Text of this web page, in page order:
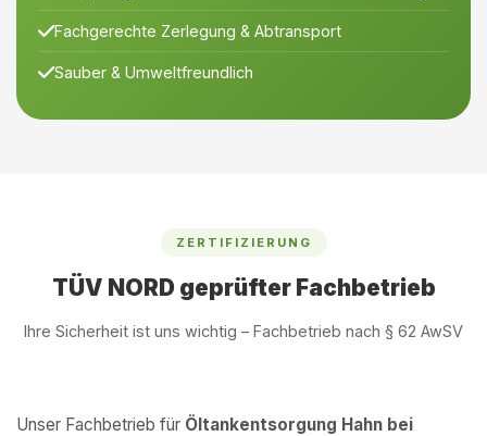
Fachgerechte Zerlegung & Abtransport
Sauber & Umweltfreundlich
ZERTIFIZIERUNG
TÜV NORD geprüfter Fachbetrieb
Ihre Sicherheit ist uns wichtig – Fachbetrieb nach § 62 AwSV
Unser Fachbetrieb für Öltankentsorgung Hahn bei